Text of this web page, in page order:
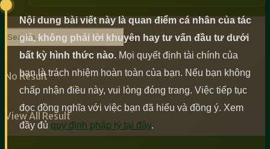
No Result
View All Result
Nội dung bài viết này là quan điểm cá nhân của tác
giả, không phải lời khuyên hay tư vấn đầu tư dưới
bất kỳ hình thức nào. Mọi quyết định tài chính của
bạn là trách nhiệm hoàn toàn của bạn. Nếu bạn không
chấp nhận điều này, vui lòng đóng trang. Việc tiếp tục
đọc đồng nghĩa với việc bạn đã hiểu và đồng ý. Xem
đầy đủ quy định pháp lý tại đây.